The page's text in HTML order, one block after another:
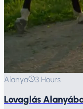
Alanya 3 Hours
Lovaglás